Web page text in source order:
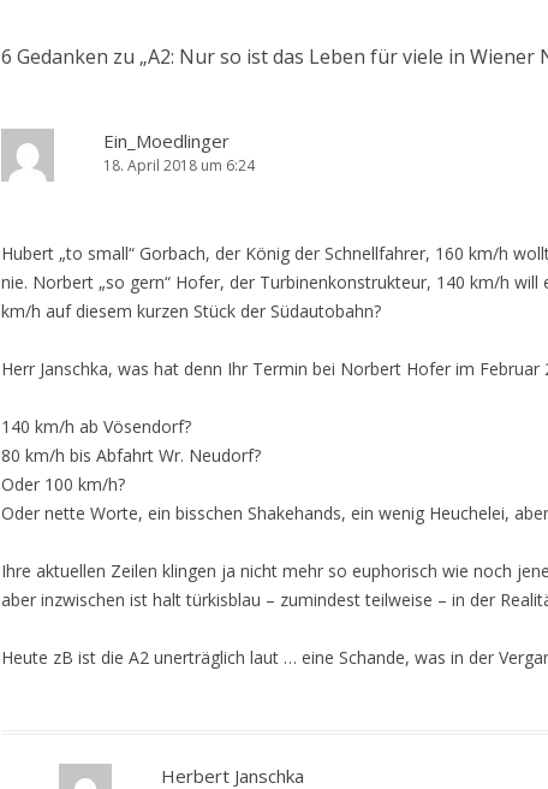
6 Gedanken zu „A2: Nur so ist das Leben für viele in
Ein_Moedlinger
18. April 2018 um 6:24
Hubert „to small“ Gorbach, der König der Schnellfahrer, 160 km/h
nie. Norbert „so gern“ Hofer, der Turbinenkonstrukteur, 140 km/h will
km/h auf diesem kurzen Stück der Südautobahn?
Herr Janschka, was hat denn Ihr Termin bei Norbert Hofer im Februar
140 km/h ab Vösendorf?
80 km/h bis Abfahrt Wr. Neudorf?
Oder 100 km/h?
Oder nette Worte, ein bisschen Shakehands, ein wenig Heuchelei,
Ihre aktuellen Zeilen klingen ja nicht mehr so euphorisch wie noch jene
aber inzwischen ist halt türkisblau – zumindest teilweise – in der
Heute zB ist die A2 unerträglich laut … eine Schande, was in der
Herbert Janschka